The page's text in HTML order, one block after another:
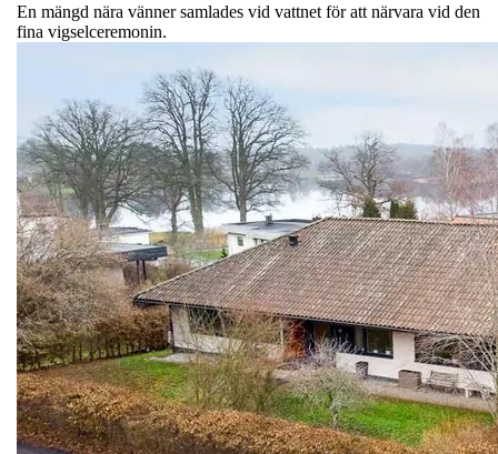
En mängd nära vänner samlades vid vattnet för att närvara vid den
fina vigselceremonin.